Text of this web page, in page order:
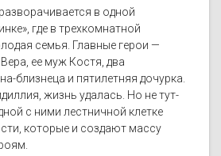
в одной
где в трехкомнатной
семья. Главные герои —
ее муж Костя, два
близнеца и пятилетняя дочурка.
жизнь удалась. Но не тут-
с ними лестничной клетке
которые и создают массу